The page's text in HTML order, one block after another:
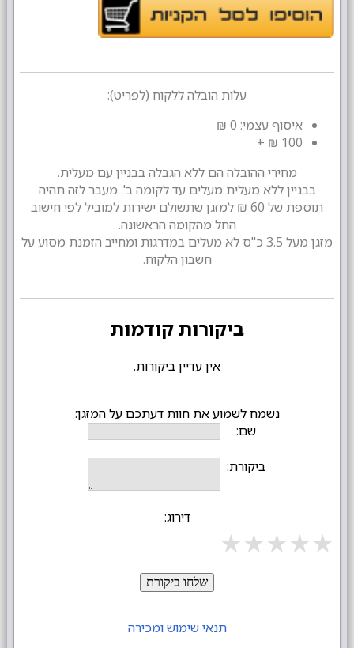
עלות הובלה ללקוח (לפריט):
איסוף עצמי: 0 ₪
100 ₪ +
מחירי ההובלה הם ללא הגבלה בבניין עם מעלית.
בבניין ללא מעלית מעלים עד לקומה ב'. מעבר לזה תהיה
תוספת של 60 ₪ למזגן שתשולם ישירות למוביל לפי חישוב
החל מהקומה הראשונה.
מזגן מעל 3.5 כ"ס לא מעלים במדרגות ומחייב הזמנת מסוע על
חשבון הלקוח.
ביקורות קודמות
אין עדיין ביקורות.
נשמח לשמוע את חוות דעתכם על המזגן:
שם:
ביקורת:
דירוג:
★★★★★
שלחו ביקורת
תנאי שימוש ומכירה